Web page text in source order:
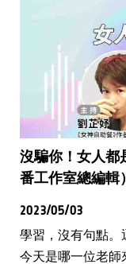
沒騙你！女人都
番工作室總編輯
2023/05/03
學習，沒有句點。
今天是哪一位老師